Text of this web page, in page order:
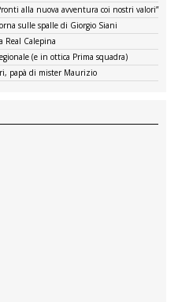
alla nuova avventura coi nostri valori”
sulle spalle di Giorgio Siani
Real Calepina
(e in ottica Prima squadra)
papà di mister Maurizio